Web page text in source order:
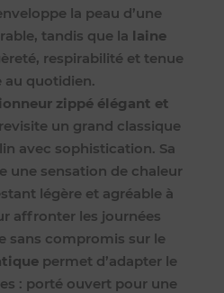
la peau d’une
tandis que la laine
respirabilité et tenue
au quotidien.
zippé élégant et
un grand classique
avec sophistication. Sa
une sensation de chaleur
légère et agréable à
affronter les journées
sans compromis sur le
permet d’adapter le
: porté ouvert pour une